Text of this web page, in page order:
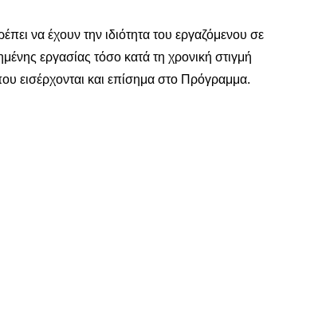
να έχουν την ιδιότητα του εργαζόμενου σε
εργασίας τόσο κατά τη χρονική στιγμή
εισέρχονται και επίσημα στο Πρόγραμμα.